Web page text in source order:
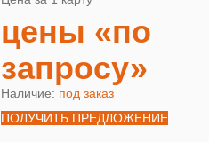
цены «по
запросу»
Наличие: под заказ
ПОЛУЧИТЬ ПРЕДЛОЖЕНИЕ